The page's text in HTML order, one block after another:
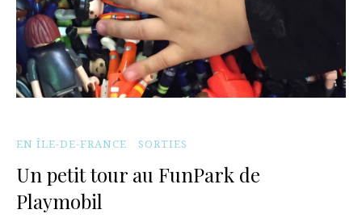
EN ÎLE-DE-FRANCE SORTIES
Un petit tour au FunPark de
Playmobil